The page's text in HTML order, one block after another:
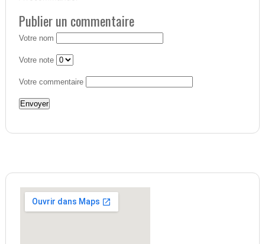
Publier un commentaire
Votre nom
Votre note
Votre commentaire